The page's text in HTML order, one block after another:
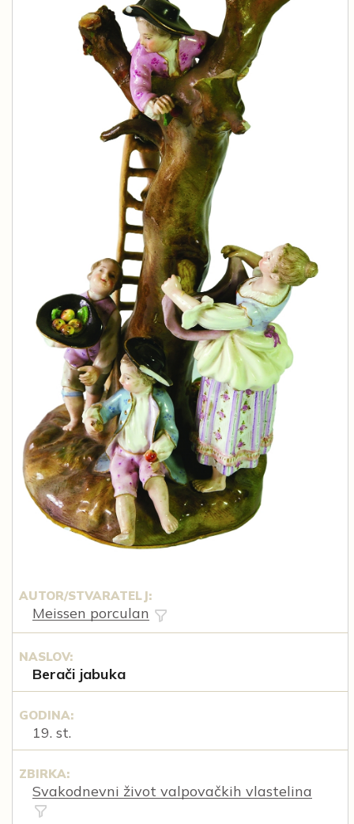
AUTOR/STVARATELJ:
Meissen porculan
NASLOV:
Berači jabuka
GODINA:
19. st.
ZBIRKA:
Svakodnevni život valpovačkih vlastelina